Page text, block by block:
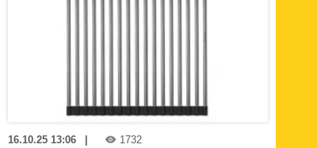
16.10.25 13:06 | 1732